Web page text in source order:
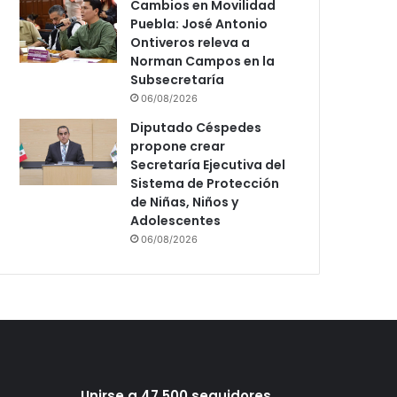
Cambios en Movilidad
Puebla: José Antonio
Ontiveros releva a
Norman Campos en la
Subsecretaría
06/08/2026
Diputado Céspedes
propone crear
Secretaría Ejecutiva del
Sistema de Protección
de Niñas, Niños y
Adolescentes
06/08/2026